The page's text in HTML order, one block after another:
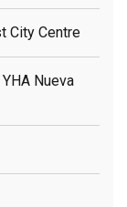
City Centre
Nueva